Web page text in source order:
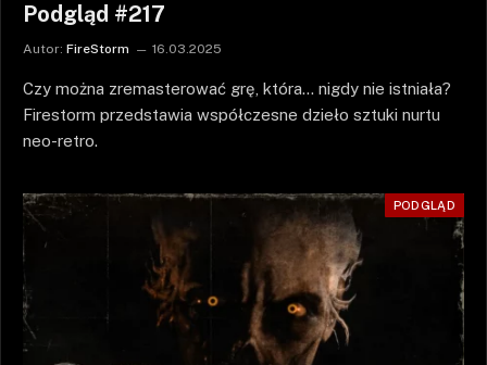
Podgląd #217
Autor: FireStorm 16.03.2025
Czy można zremasterować grę, która… nigdy nie istniała?
Firestorm przedstawia współczesne dzieło sztuki nurtu
neo-retro.
PODGLĄD